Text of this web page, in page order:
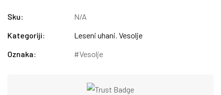
Sku:
N/A
Kategoriji:
Leseni uhani, Vesolje
Oznaka:
Vesolje